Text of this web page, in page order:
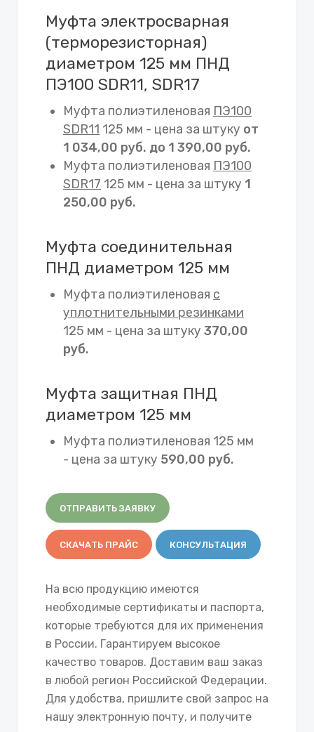
Муфта электросварная
(терморезисторная)
диаметром 125 мм ПНД
ПЭ100 SDR11, SDR17
Муфта полиэтиленовая ПЭ100
SDR11 125 мм - цена за штуку от
1 034,00 руб. до 1 390,00 руб.
Муфта полиэтиленовая ПЭ100
SDR17 125 мм - цена за штуку 1
250,00 руб.
Муфта соединительная
ПНД диаметром 125 мм
Муфта полиэтиленовая с
уплотнительными резинками
125 мм - цена за штуку 370,00
руб.
Муфта защитная ПНД
диаметром 125 мм
Муфта полиэтиленовая 125 мм
- цена за штуку 590,00 руб.
ОТПРАВИТЬ ЗАЯВКУ
СКАЧАТЬ ПРАЙС КОНСУЛЬТАЦИЯ
На всю продукцию имеются
необходимые сертификаты и паспорта,
которые требуются для их применения
в России. Гарантируем высокое
качество товаров. Доставим ваш заказ
в любой регион Российской Федерации.
Для удобства, пришлите свой запрос на
нашу электронную почту, и получите